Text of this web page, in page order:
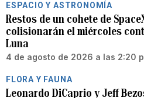
ESPACIO Y ASTRONOMÍA
Restos de un cohete de
colisionarán el miércoles
Luna
4 de agosto de 2026 a las 2:20
FLORA Y FAUNA
Leonardo DiCaprio y Jeff